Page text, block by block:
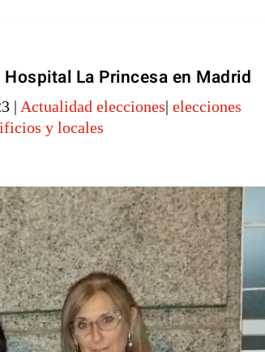
La Princesa en Madrid
| Actualidad elecciones| elecciones
y locales